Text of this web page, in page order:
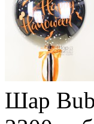
Шар